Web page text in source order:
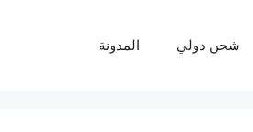
شحن دولي المدونة